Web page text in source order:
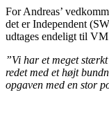
For Andreas’
det er Independent
udtages endeligt til
”Vi har et meget
redet med et højt
opgaven med en stor